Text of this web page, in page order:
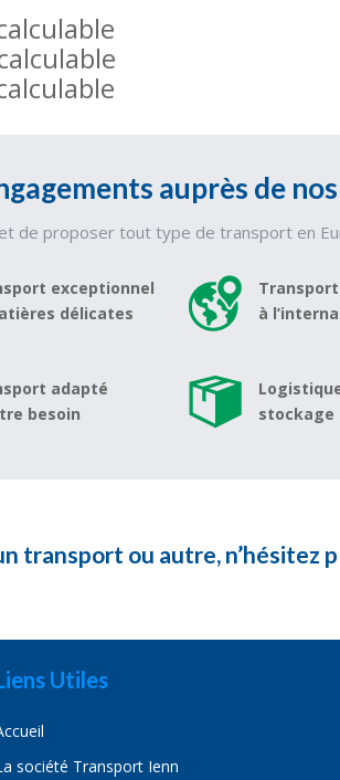
auprès de
de proposer tout type de transport en
exceptionnel
délicates
à
adapté
besoin
stockage
transport ou autre, n’hésitez
Utiles
société Transport Ienn